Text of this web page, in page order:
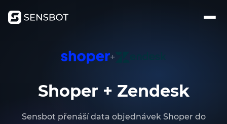
+
Shoper + Zendesk
Sensbot přenáší data objednávek Shoper do